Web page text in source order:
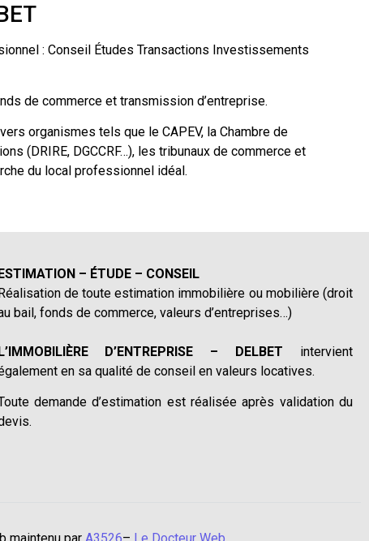
: Conseil Études Transactions Investissements
de commerce et transmission d’entreprise.
organismes tels que le CAPEV, la Chambre de
(DRIRE, DGCCRF…), les tribunaux de commerce et
du local professionnel idéal.
– ÉTUDE – CONSEIL
de toute estimation immobilière ou mobilière (droit
bail, fonds de commerce, valeurs d’entreprises…)
D’ENTREPRISE – DELBET intervient
en sa qualité de conseil en valeurs locatives.
demande d’estimation est réalisée après validation du